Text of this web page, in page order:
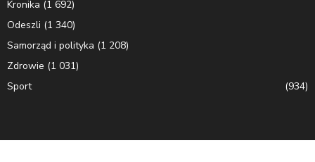
Kronika (1 692)
Odeszli (1 340)
Samorząd i polityka (1 208)
Zdrowie (1 031)
Sport
(934)